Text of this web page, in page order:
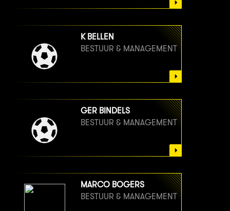
K BELLEN
BESTUUR & MANAGEMENT
GER BINDELS
BESTUUR & MANAGEMENT
MARCO BOGERS
BESTUUR & MANAGEMENT